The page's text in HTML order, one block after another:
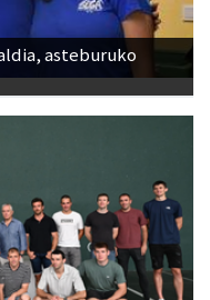
asteburuko